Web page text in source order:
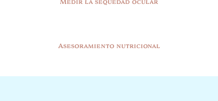
Medir la sequedad ocular
Asesoramiento nutricional